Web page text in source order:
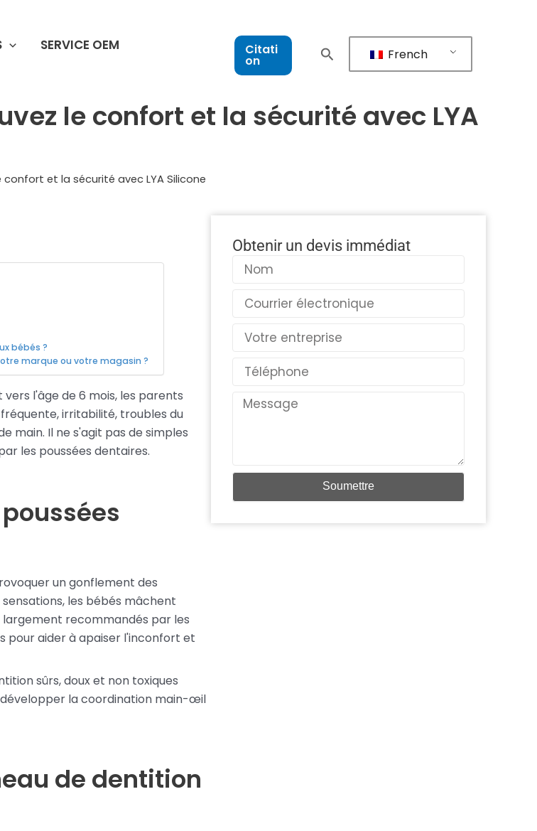
SERVICE OEM
Citati
on French
le confort et la sécurité avec LYA
et la sécurité avec LYA Silicone
bébés ?
marque ou votre magasin ?
l'âge de 6 mois, les parents
irritabilité, troubles du
main. Il ne s'agit pas de simples
les poussées dentaires.
un gonflement des
les bébés mâchent
recommandés par les
pour aider à apaiser l'inconfort et
sûrs, doux et non toxiques
développer la coordination main-œil
de dentition
Obtenir un devis immédiat
Nom
Courriel
Pays
Téléphone
Message
Soumettre